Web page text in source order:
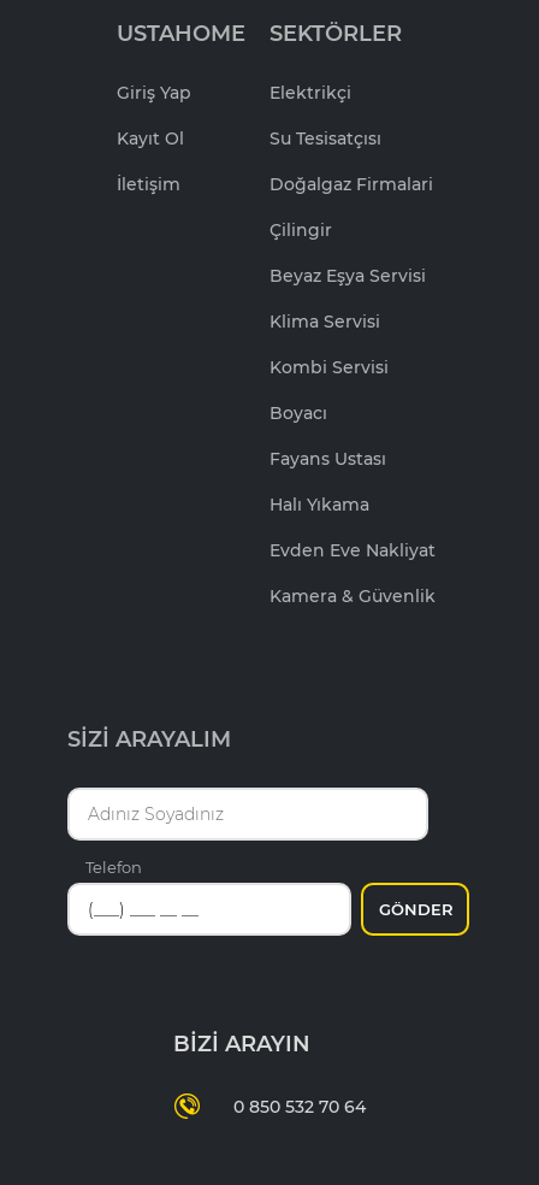
USTAHOME
Giriş Yap
Kayıt Ol
İletişim
SEKTÖRLER
Elektrikçi
Su Tesisatçısı
Doğalgaz Firmalari
Çilingir
Beyaz Eşya Servisi
Klima Servisi
Kombi Servisi
Boyacı
Fayans Ustası
Halı Yıkama
Evden Eve Nakliyat
Kamera & Güvenlik
SİZİ ARAYALIM
Telefon
GÖNDER
BİZİ ARAYIN
0 850 532 70 64